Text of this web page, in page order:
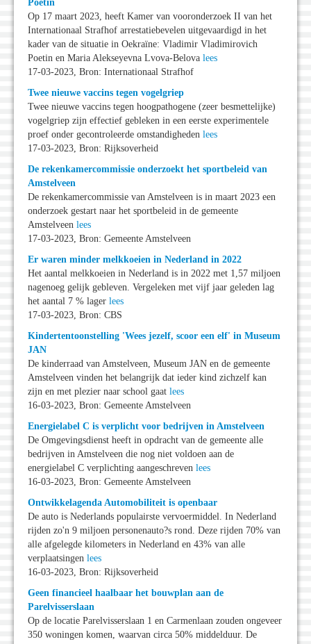
Poetin
Op 17 maart 2023, heeft Kamer van vooronderzoek II van het
Internationaal Strafhof arrestatiebevelen uitgevaardigd in het
kader van de situatie in Oekraïne: Vladimir Vladimirovich
Poetin en Maria Alekseyevna Lvova-Belova lees
17-03-2023, Bron: Internationaal Strafhof
Twee nieuwe vaccins tegen vogelgriep
Twee nieuwe vaccins tegen hoogpathogene (zeer besmettelijke)
vogelgriep zijn effectief gebleken in een eerste experimentele
proef onder gecontroleerde omstandigheden lees
17-03-2023, Bron: Rijksoverheid
De rekenkamercommissie onderzoekt het sportbeleid van
Amstelveen
De rekenkamercommissie van Amstelveen is in maart 2023 een
onderzoek gestart naar het sportbeleid in de gemeente
Amstelveen lees
17-03-2023, Bron: Gemeente Amstelveen
Er waren minder melkkoeien in Nederland in 2022
Het aantal melkkoeien in Nederland is in 2022 met 1,57 miljoen
nagenoeg gelijk gebleven. Vergeleken met vijf jaar geleden lag
het aantal 7 % lager lees
17-03-2023, Bron: CBS
Kindertentoonstelling 'Wees jezelf, scoor een elf' in Museum
JAN
De kinderraad van Amstelveen, Museum JAN en de gemeente
Amstelveen vinden het belangrijk dat ieder kind zichzelf kan
zijn en met plezier naar school gaat lees
16-03-2023, Bron: Gemeente Amstelveen
Energielabel C is verplicht voor bedrijven in Amstelveen
De Omgevingsdienst heeft in opdracht van de gemeente alle
bedrijven in Amstelveen die nog niet voldoen aan de
energielabel C verplichting aangeschreven lees
16-03-2023, Bron: Gemeente Amstelveen
Ontwikkelagenda Automobiliteit is openbaar
De auto is Nederlands populairste vervoermiddel. In Nederland
rijden zo'n 9 miljoen personenauto?s rond. Deze rijden 70% van
alle afgelegde kilometers in Nederland en 43% van alle
verplaatsingen lees
16-03-2023, Bron: Rijksoverheid
Geen financieel haalbaar het bouwplan aan de
Parelvisserslaan
Op de locatie Parelvisserslaan 1 en Carmenlaan zouden ongeveer
350 woningen komen, waarvan circa 50% middelduur. De